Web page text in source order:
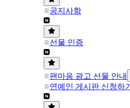
공지사항
선물 인증
팬마음 광고 선물 안내
연예인 게시판 신청하기